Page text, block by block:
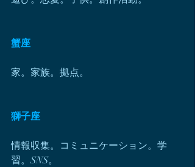
蟹座
家。家族。拠点。
獅子座
情報収集。コミュニケーション。学
習。SNS。